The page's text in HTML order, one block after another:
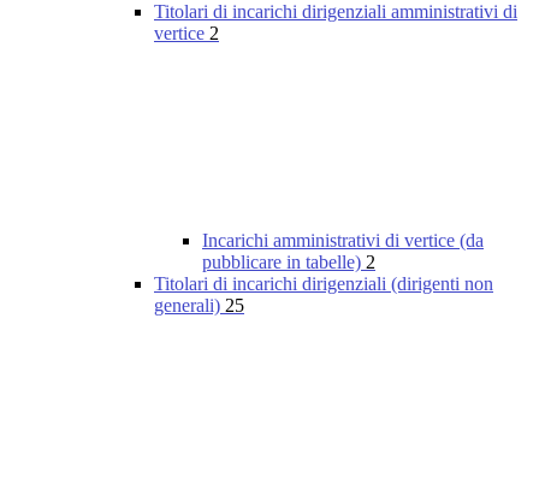
Titolari di incarichi dirigenziali amministrativi di
vertice 2
Incarichi amministrativi di vertice (da
pubblicare in tabelle) 2
Titolari di incarichi dirigenziali (dirigenti non
generali) 25